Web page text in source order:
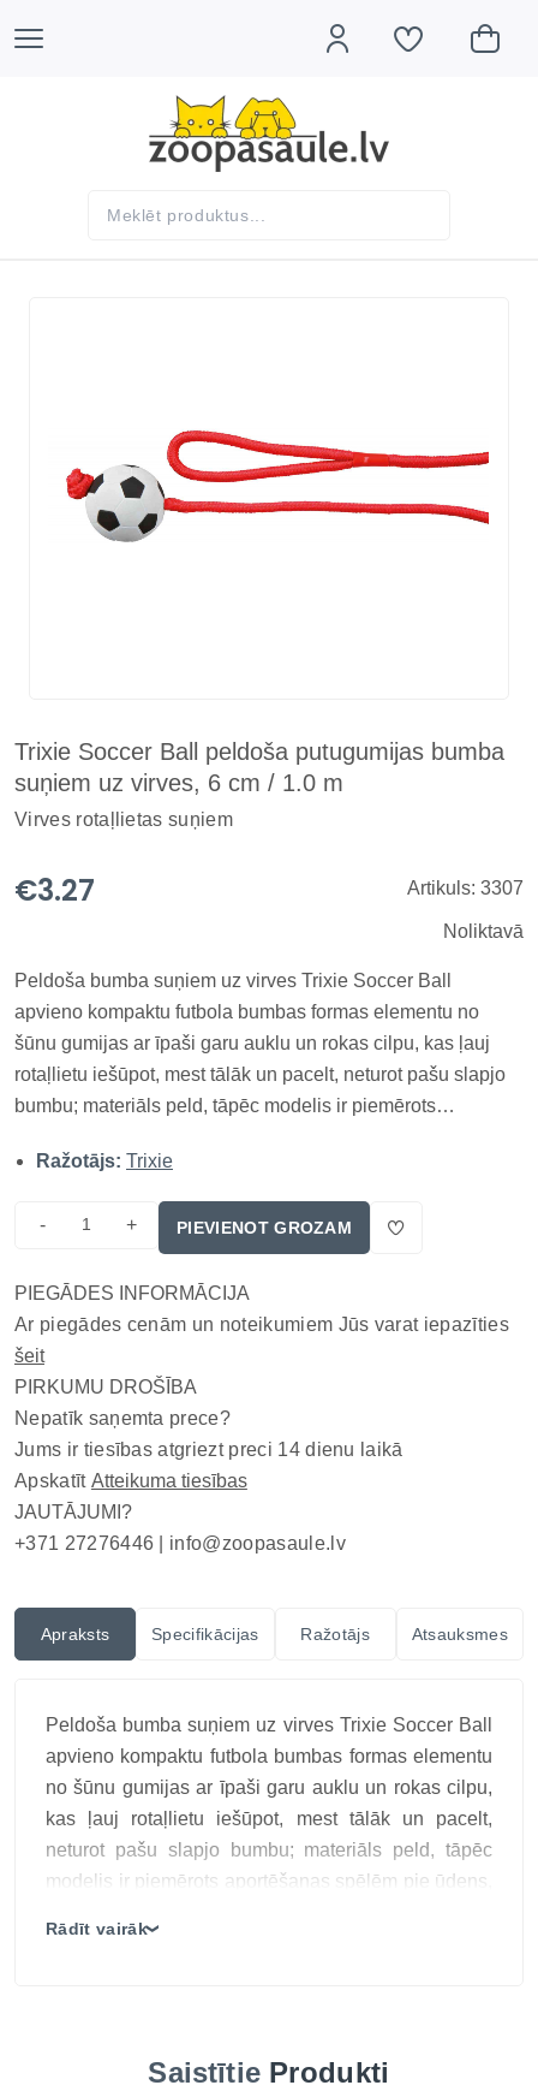
Trixie Soccer Ball peldoša putugumijas bumba
suņiem uz virves, 6 cm / 1.0 m
Virves rotaļlietas suņiem
€3.27 Artikuls: 3307
Noliktavā
Peldoša bumba suņiem uz virves Trixie Soccer Ball
apvieno kompaktu futbola bumbas formas elementu no
šūnu gumijas ar īpaši garu auklu un rokas cilpu, kas ļauj
rotaļlietu iešūpot, mest tālāk un pacelt, neturot pašu slapjo
bumbu; materiāls peld, tāpēc modelis ir piemērots
satveršanas zonu kontrolētai vilkšanai un palīdz bumbu
pamanīt vai izvil...
Ražotājs: Trixie
- + PIEVIENOT GROZAM
PIEGĀDES INFORMĀCIJA
Ar piegādes cenām un noteikumiem Jūs varat iepazīties
šeit
PIRKUMU DROŠĪBA
Nepatīk saņemta prece?
Jums ir tiesības atgriezt preci 14 dienu laikā
Apskatīt Atteikuma tiesības
JAUTĀJUMI?
+371 27276446 | info@zoopasaule.lv
Apraksts Specifikācijas Ražotājs Atsauksmes
Peldoša bumba suņiem uz virves Trixie Soccer Ball
apvieno kompaktu futbola bumbas formas elementu
no šūnu gumijas ar īpaši garu auklu un rokas cilpu,
kas ļauj rotaļlietu iešūpot, mest tālāk un pacelt,
neturot pašu slapjo bumbu; materiāls peld, tāpēc
modelis ir piemērots aportēšanas spēlēm pie ūdens,
Trixie Ball on a Rope apvieno izturīgu virvi ar viegli
Rādīt vairāk❯
Saistītie Produkti